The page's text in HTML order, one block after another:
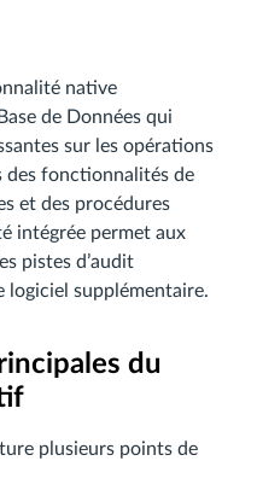
native
de Données qui
sur les opérations
des fonctionnalités de
et des procédures
intégrée permet aux
pistes d’audit
logiciel supplémentaire.
du
plusieurs points de